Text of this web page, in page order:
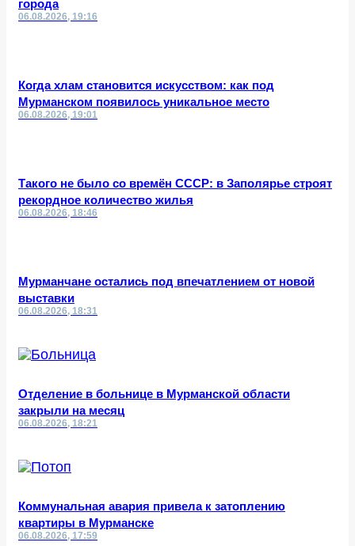
города
06.08.2026, 19:16
Когда хлам становится искусством: как под
Мурманском появилось уникальное место
06.08.2026, 19:01
Такого не было со времён СССР: в Заполярье строят
рекордное количество жилья
06.08.2026, 18:46
Мурманчане остались под впечатлением от новой
выставки
06.08.2026, 18:31
Отделение в больнице в Мурманской области
закрыли на месяц
06.08.2026, 18:21
Коммунальная авария привела к затоплению
квартиры в Мурманске
06.08.2026, 17:59